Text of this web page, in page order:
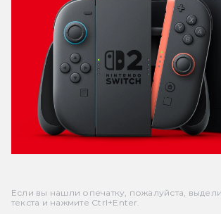
Если вы нашли опечатку, пожалуйста,
текста и нажмите Ctrl+Enter.